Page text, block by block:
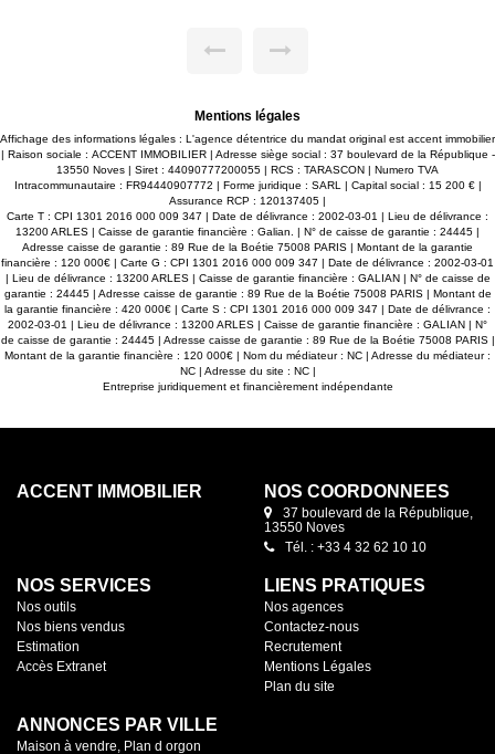
construction d'une maison de plain-pied, parfaite pour un
contacter. Les informations sur les risques auxquels ce bien
est exposé sont disponibles sur le site
https://www.georisques.gouv.fr
Mentions légales
Affichage des informations légales : L'agence détentrice du mandat original est accent immobilier
| Raison sociale : ACCENT IMMOBILIER | Adresse siège social : 37 boulevard de la République -
13550 Noves | Siret : 44090777200055 | RCS : TARASCON | Numero TVA
Intracommunautaire : FR94440907772 | Forme juridique : SARL | Capital social : 15 200 € |
Assurance RCP : 120137405 |
Carte T : CPI 1301 2016 000 009 347 | Date de délivrance : 2002-03-01 | Lieu de délivrance :
13200 ARLES | Caisse de garantie financière : Galian. | N° de caisse de garantie : 24445 |
Adresse caisse de garantie : 89 Rue de la Boétie 75008 PARIS | Montant de la garantie
financière : 120 000€ | Carte G : CPI 1301 2016 000 009 347 | Date de délivrance : 2002-03-01
| Lieu de délivrance : 13200 ARLES | Caisse de garantie financière : GALIAN | N° de caisse de
garantie : 24445 | Adresse caisse de garantie : 89 Rue de la Boétie 75008 PARIS | Montant de
la garantie financière : 420 000€ | Carte S : CPI 1301 2016 000 009 347 | Date de délivrance :
2002-03-01 | Lieu de délivrance : 13200 ARLES | Caisse de garantie financière : GALIAN | N°
de caisse de garantie : 24445 | Adresse caisse de garantie : 89 Rue de la Boétie 75008 PARIS |
Montant de la garantie financière : 120 000€ | Nom du médiateur : NC | Adresse du médiateur :
NC | Adresse du site : NC |
Entreprise juridiquement et financièrement indépendante
ACCENT IMMOBILIER NOS COORDONNÉES
37 boulevard de la République,
13550 Noves
Tél. : +33 4 32 62 10 10
NOS SERVICES
Nos outils
Nos biens vendus
Estimation
Accès Extranet
LIENS PRATIQUES
Nos agences
Contactez-nous
Recrutement
Mentions Légales
Plan du site
ANNONCES PAR VILLE
Maison à vendre, Plan d orgon